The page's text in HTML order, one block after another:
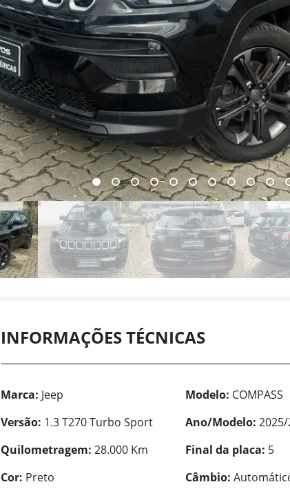
INFORMAÇÕES TÉCNICAS
Marca: Jeep Modelo: COMPASS
Versão: 1.3 T270 Turbo Sport Ano/Modelo:
Quilometragem: 28.000 Km Final da placa: 5
Cor: Preto Câmbio: